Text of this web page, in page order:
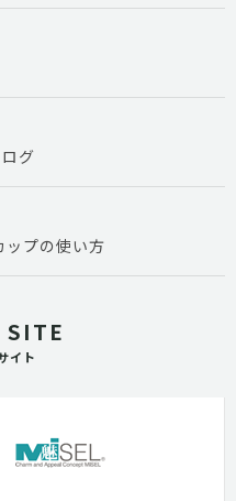
グ
ップの使い方
SITE
イト